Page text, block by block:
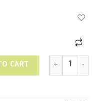
حبوب اللقاح quantity
CART